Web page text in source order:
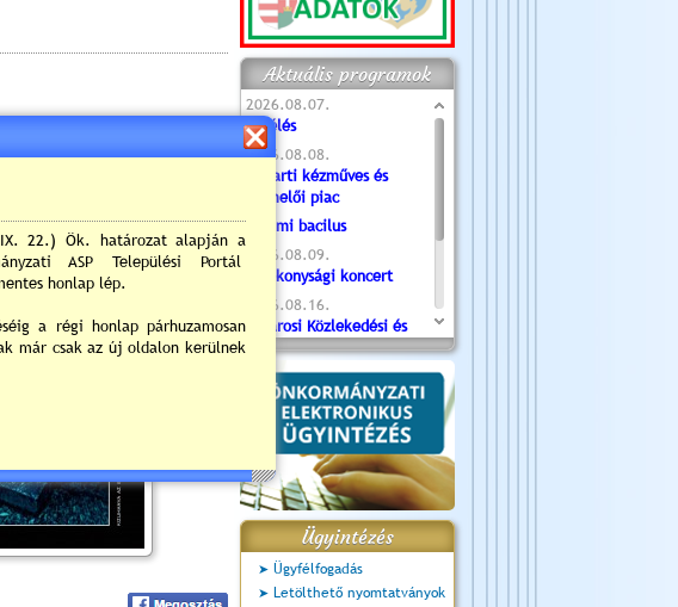
Aktuális programok
2026.08.07.
Túlélés
2026.08.08.
Tóparti kézműves és
termelői piac
Valami bacilus
2026.08.09.
Jótékonysági koncert
2026.08.16.
Újvárosi Közlekedési és
Sportnap
2026.08.19.
Ceglédi fotóklub kiállítás
2026.08.20.
Szent István Ünnepe
Ügyintézés
Ügyfélfogadás
Letölthető nyomtatványok